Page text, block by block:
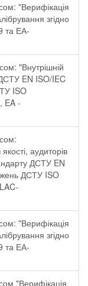
"Верифікація
згідно
та ЕА-
"Внутрішній
EN ISO/IEC
ISO
EA -
аудиторів
ДСТУ EN
ДСТУ ISO
"Верифікація
згідно
та ЕА-
"Верифікація